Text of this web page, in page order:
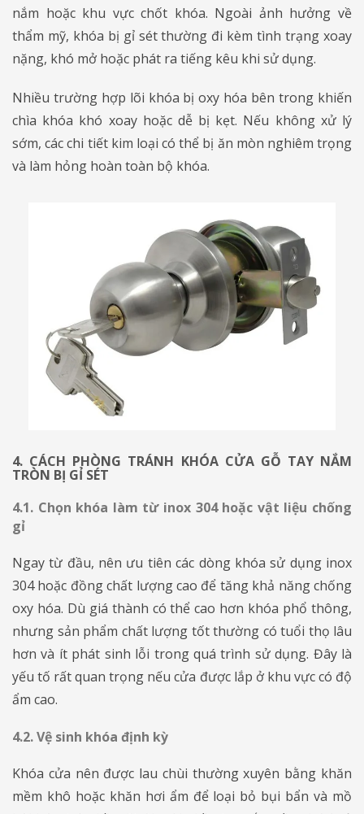
nắm hoặc khu vực chốt khóa. Ngoài ảnh hưởng về
thẩm mỹ, khóa bị gỉ sét thường đi kèm tình trạng xoay
nặng, khó mở hoặc phát ra tiếng kêu khi sử dụng.
Nhiều trường hợp lõi khóa bị oxy hóa bên trong khiến
chìa khóa khó xoay hoặc dễ bị kẹt. Nếu không xử lý
sớm, các chi tiết kim loại có thể bị ăn mòn nghiêm trọng
và làm hỏng hoàn toàn bộ khóa.
4. CÁCH PHÒNG TRÁNH KHÓA CỬA GỖ TAY NẮM
TRÒN BỊ GỈ SÉT
4.1. Chọn khóa làm từ inox 304 hoặc vật liệu chống
gỉ
Ngay từ đầu, nên ưu tiên các dòng khóa sử dụng inox
304 hoặc đồng chất lượng cao để tăng khả năng chống
oxy hóa. Dù giá thành có thể cao hơn khóa phổ thông,
nhưng sản phẩm chất lượng tốt thường có tuổi thọ lâu
hơn và ít phát sinh lỗi trong quá trình sử dụng. Đây là
yếu tố rất quan trọng nếu cửa được lắp ở khu vực có độ
ẩm cao.
4.2. Vệ sinh khóa định kỳ
​​​​​​​Khóa cửa nên được lau chùi thường xuyên bằng khăn
mềm khô hoặc khăn hơi ẩm để loại bỏ bụi bẩn và mồ